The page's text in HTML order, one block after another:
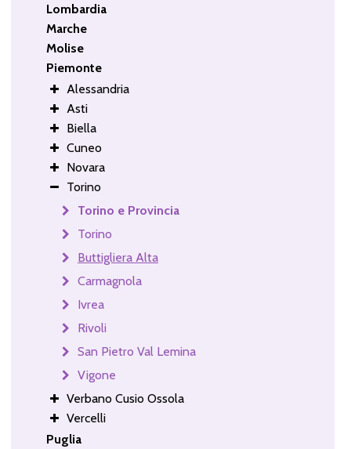
Lombardia
Marche
Molise
Piemonte
Alessandria
Asti
Biella
Cuneo
Novara
Torino
Torino e Provincia
Torino
Buttigliera Alta
Carmagnola
Ivrea
Rivoli
San Pietro Val Lemina
Vigone
Verbano Cusio Ossola
Vercelli
Puglia